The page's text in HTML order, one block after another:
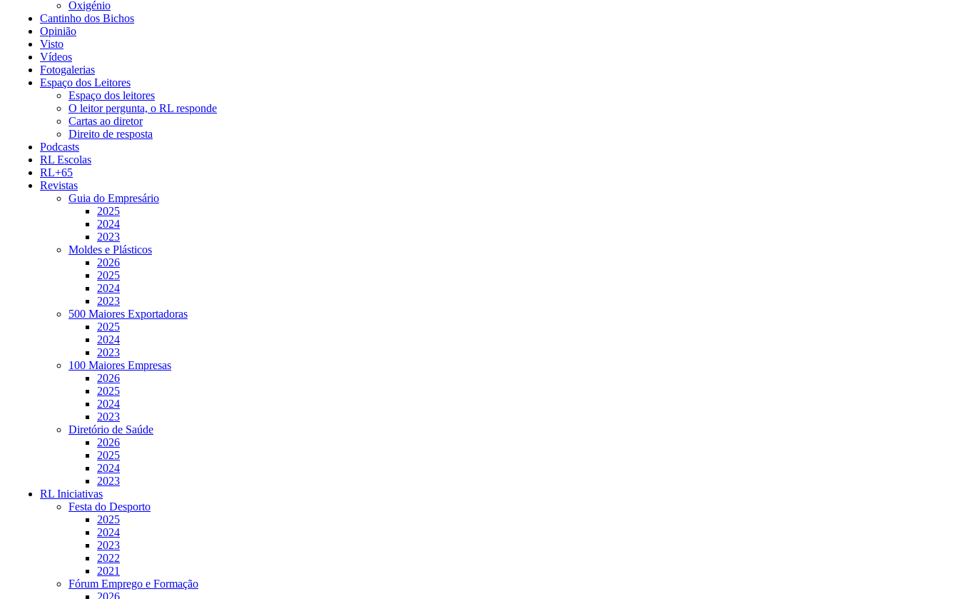
Oxigénio
Cantinho dos Bichos
Opinião
Visto
Vídeos
Fotogalerias
Espaço dos Leitores
Espaço dos leitores
O leitor pergunta, o RL responde
Cartas ao diretor
Direito de resposta
Podcasts
RL Escolas
RL+65
Revistas
Guia do Empresário
2025
2024
2023
Moldes e Plásticos
2026
2025
2024
2023
500 Maiores Exportadoras
2025
2024
2023
100 Maiores Empresas
2026
2025
2024
2023
Diretório de Saúde
2026
2025
2024
2023
RL Iniciativas
Festa do Desporto
2025
2024
2023
2022
2021
Fórum Emprego e Formação
2026